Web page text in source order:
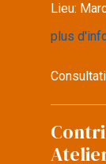
Lieu:
plus